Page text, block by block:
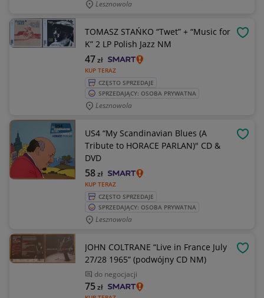
Lesznowola
TOMASZ STAŃKO “Twet” + “Music for
K” 2 LP Polish Jazz NM
KUP TERAZ
47zł
CZĘSTO SPRZEDAJE
SPRZEDAJĄCY: OSOBA PRYWATNA
Lesznowola
US4 “My Scandinavian Blues (A
Tribute to HORACE PARLAN)" CD &
DVD
KUP TERAZ
58zł
CZĘSTO SPRZEDAJE
SPRZEDAJĄCY: OSOBA PRYWATNA
Lesznowola
JOHN COLTRANE “Live in France July
27/28 1965” (podwójny CD NM)
do negocjacji
75zł